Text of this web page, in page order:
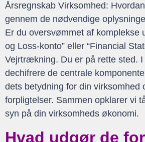
Årsregnskab Virksomhed:
gennem de nødvendige
Er du oversvømmet af komplekse
og Loss-konto” eller “Financial
Vejrtrækning. Du er på rette sted.
dechifrere de centrale
dets betydning for din virksomhed
forpligtelser. Sammen opklarer vi
syn på din virksomheds økonomi.
Hvad udgør de